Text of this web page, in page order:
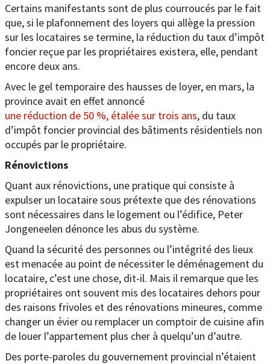
Certains manifestants sont de plus courroucés par le fait
que, si le plafonnement des loyers qui allège la pression
sur les locataires se termine, la réduction du taux d’impôt
foncier reçue par les propriétaires existera, elle, pendant
encore deux ans.
Avec le gel temporaire des hausses de loyer, en mars, la
province avait en effet annoncé
une réduction de 50 %, étalée sur trois ans, du taux
d’impôt foncier provincial des bâtiments résidentiels non
occupés par le propriétaire.
Rénovictions
Quant aux rénovictions, une pratique qui consiste à
expulser un locataire sous prétexte que des rénovations
sont nécessaires dans le logement ou l’édifice, Peter
Jongeneelen dénonce les abus du système.
Quand la sécurité des personnes ou l’intégrité des lieux
est menacée au point de nécessiter le déménagement du
locataire, c’est une chose, dit-il. Mais il remarque que les
propriétaires ont souvent mis des locataires dehors pour
des raisons frivoles et des rénovations mineures, comme
changer un évier ou remplacer un comptoir de cuisine afin
de louer l’appartement plus cher à quelqu’un d’autre.
Des porte-paroles du gouvernement provincial n’étaient